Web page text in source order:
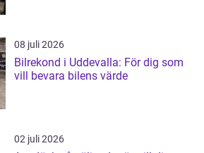
08 juli 2026
Bilrekond i Uddevalla: För dig som
vill bevara bilens värde
02 juli 2026